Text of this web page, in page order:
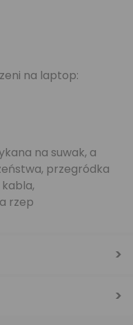
na laptop:
na suwak, a
przegródka
rzep